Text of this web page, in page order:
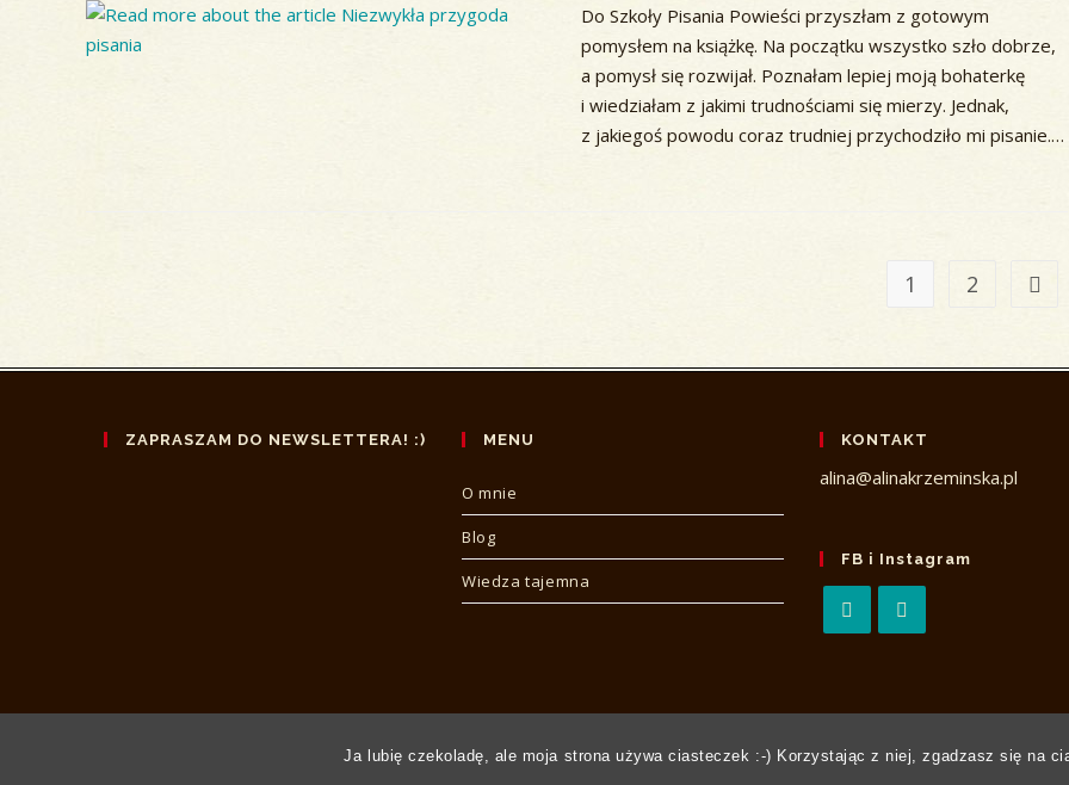
Do Szkoły Pisania Powieści przyszłam z gotowym
pomysłem na książkę. Na początku wszystko szło dobrze,
a pomysł się rozwijał. Poznałam lepiej moją bohaterkę
i wiedziałam z jakimi trudnościami się mierzy. Jednak,
z jakiegoś powodu coraz trudniej przychodziło mi pisanie.…
1 2 Go
ZAPRASZAM DO NEWSLETTERA! :) MENU
O mnie
Blog
Wiedza tajemna
KONTAKT
alina@alinakrzeminska.pl
FB i Instagram
tab
tab
Ja lubię czekoladę, ale moja strona używa ciasteczek :-) Korzystając z niej, zgadzasz się na